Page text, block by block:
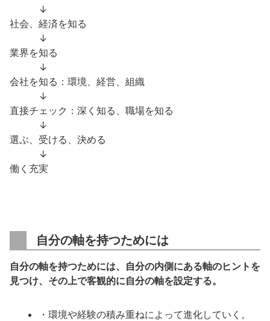
↓
社会、経済を知る
↓
業界を知る
↓
会社を知る：環境、経営、組織
↓
直接チェック：深く知る、職場を知る
↓
選ぶ、受ける、決める
↓
働く充実
自分の軸を持つためには
自分の軸を持つためには、自分の内側にある軸のヒントを
見つけ、その上で客観的に自分の軸を設定する。
・環境や経験の積み重ねによって進化していく。